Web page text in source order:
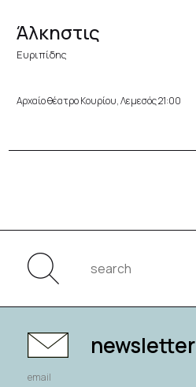
Άλκηστις
Ευριπίδης
Αρχαίο θέατρο Κουρίου, Λεμεσός 21:00
newsletter